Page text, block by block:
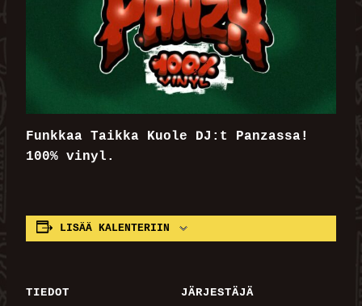
Funkkaa Taikka Kuole DJ:t Panzassa!
100% vinyl.
LISÄÄ KALENTERIIN
TIEDOT
JÄRJESTÄJÄ